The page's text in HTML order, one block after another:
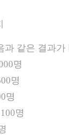
과 같은 결과가
명
명
명
명